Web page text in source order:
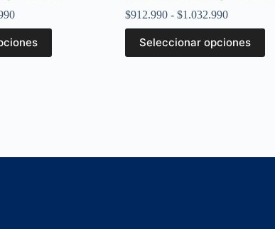
$912.990 - $1.032.990
Seleccionar opciones